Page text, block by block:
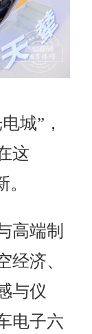
城”，
这
端制
经济、
与仪
电子六